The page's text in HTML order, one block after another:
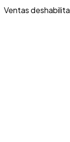
Ventas